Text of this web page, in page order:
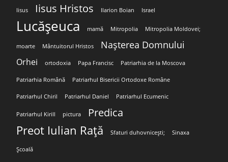
Iisus Iisus Hristos Ilarion Boian Israel
Lucășeuca mamă Mitropolia Mitropolia Moldovei;
moarte Mântuitorul Hristos Nașterea Domnului
Orhei ortodoxia Papa Francisc Patriarhia de la Moscova
Patriarhia Română Patriarhul Bisericii Ortodoxe Române
Patriarhul Chiril Patriarhul Daniel Patriarhul Ecumenic
Patriarhul Kirill pictura Predica
Preot Iulian Rață Sfaturi duhovnicești; Sinaxa
Școală